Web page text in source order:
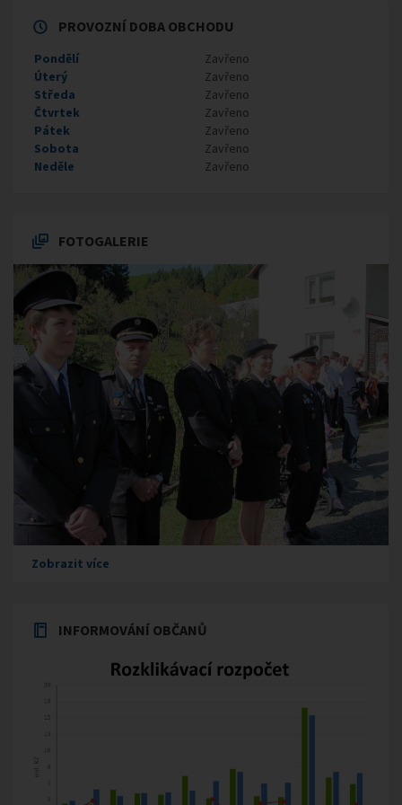
PROVOZNÍ DOBA OBCHODU
Pondělí
Zavřeno
Úterý
Zavřeno
Středa
Zavřeno
Čtvrtek
Zavřeno
Pátek
Zavřeno
Sobota
Zavřeno
Neděle
Zavřeno
FOTOGALERIE
Zobrazit více
INFORMOVÁNÍ OBČANŮ